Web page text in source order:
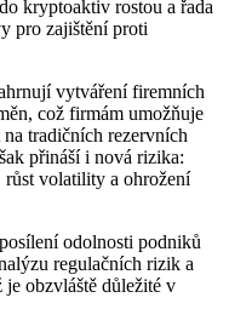
kryptoaktiv rostou a řada
pro zajištění proti
vytváření firemních
což firmám umožňuje
tradičních rezervních
přináší i nová rizika:
růst volatility a ohrožení
odolnosti podniků
regulačních rizik a
obzvláště důležité v